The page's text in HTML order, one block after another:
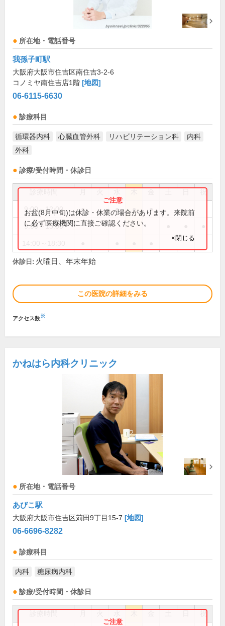
所在地・電話番号
我孫子町駅
大阪府大阪市住吉区南住吉3-2-6
コノミヤ南住吉店1階 [地図]
06-6115-6630
診療科目
循環器内科 心臓血管外科 リハビリテーション科
内科
外科
診療/受付時間・休診日
祝
9:00～12:00 ● ● ● ●
9:00～13:00
お盆(8月中旬)は休診・休業の場合があります。来院前
に必ず医療機関に直接ご確認ください。
×閉じる
休診日: 火曜日、年末年始
この医院の詳細をみる
アクセス数※
かねはら内科クリニック
所在地・電話番号
あびこ駅
大阪府大阪市住吉区苅田9丁目15-7 [地図]
06-6696-8282
診療科目
内科 糖尿病内科
診療/受付時間・休診日
祝